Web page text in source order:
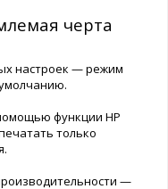
черта
настроек — режим
функции HP
только
—